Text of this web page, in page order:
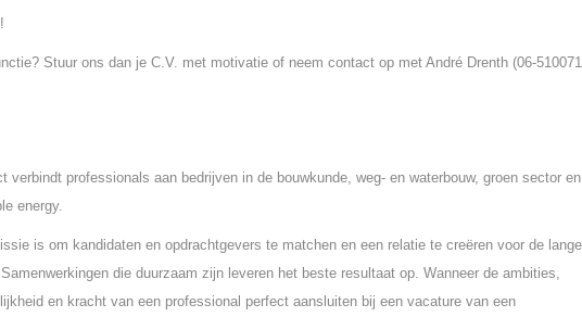
Stuur ons dan je C.V. met motivatie of neem contact op met André Drenth (06-
verbindt professionals aan bedrijven in de bouwkunde, weg- en waterbouw, groen sector en
energy.
is om kandidaten en opdrachtgevers te matchen en een relatie te creëren voor de lange
die duurzaam zijn leveren het beste resultaat op. Wanneer de ambities,
en kracht van een professional perfect aansluiten bij een vacature van een